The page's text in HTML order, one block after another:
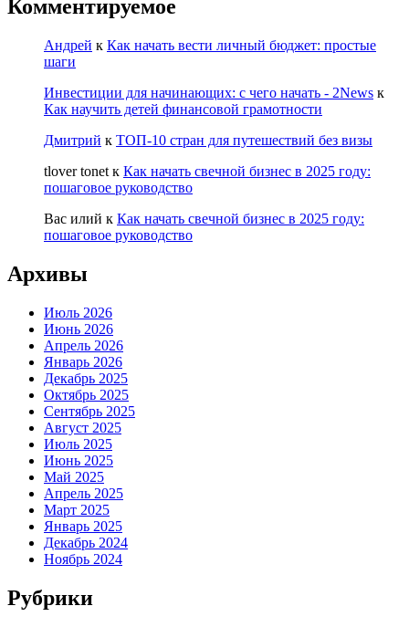
Комментируемое
Андрей к Как начать вести личный бюджет: простые
шаги
Инвестиции для начинающих: с чего начать - 2News к
Как научить детей финансовой грамотности
Дмитрий к ТОП-10 стран для путешествий без визы
tlover tonet к Как начать свечной бизнес в 2025 году:
пошаговое руководство
Вас илий к Как начать свечной бизнес в 2025 году:
пошаговое руководство
Архивы
Июль 2026
Июнь 2026
Апрель 2026
Январь 2026
Декабрь 2025
Октябрь 2025
Сентябрь 2025
Август 2025
Июль 2025
Июнь 2025
Май 2025
Апрель 2025
Март 2025
Январь 2025
Декабрь 2024
Ноябрь 2024
Рубрики